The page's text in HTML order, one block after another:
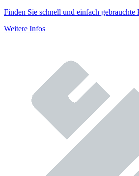
Finden Sie schnell und einfach gebrauchte
Weitere Infos